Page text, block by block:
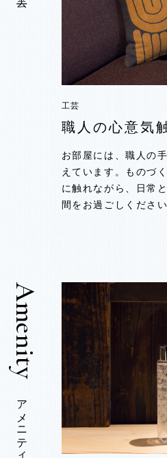
工芸
職人の心意気
お部屋には、職人の
えています。ものづ
に触れながら、日常
間をお過ごしください
工芸
職人の心意気
お部屋には、職人の
えています。ものづ
に触れながら、日常
間をお過ごしください
工芸
職人の心意気
お部屋には、職人の
えています。ものづ
に触れながら、日常
間をお過ごしください
工芸
職人の心意気
お部屋には、職人の
えています。ものづ
に触れながら、日常
間をお過ごしください
工芸
職人の心意気
お部屋には、職人の
えています。ものづ
に触れながら、日常
間をお過ごしください
アメニティ